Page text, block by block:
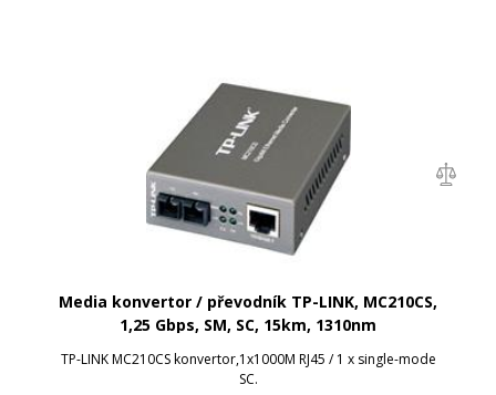
Media konvertor / převodník TP-LINK, MC210CS,
1,25 Gbps, SM, SC, 15km, 1310nm
TP-LINK MC210CS konvertor,1x1000M RJ45 / 1 x single-mode
SC.